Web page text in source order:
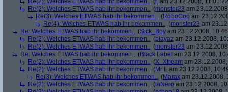
Re(2): Welches ETWAS hab ihr bekommen.. (monster23 am
Re(3): Welches ETWAS hab ihr bekommen.. (RoboCop am
Re(4): Welches ETWAS hab ihr bekommen.. (monster23 am
Re: Welches ETWAS hab ihr bekommen.. (Sick_Boy am 23.12.2008,
Re(2): Welches ETWAS hab ihr bekommen.. (playaz am 23.12.2008,
Re(2): Welches ETWAS hab ihr bekommen.. (monster23 am
Re: Welches ETWAS hab ihr bekommen.. (Black Label am 23.12.2008,
Re(2): Welches ETWAS hab ihr bekommen.. (X_Xtream am
Re(2): Welches ETWAS hab ihr bekommen.. (Mr L am 23.12.2008,
Re(3): Welches ETWAS hab ihr bekommen.. (Marax am 23.12.2008,
Re(2): Welches ETWAS hab ihr bekommen.. (taNero am 23.12.2008,